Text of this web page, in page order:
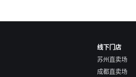
线下门店
苏州直卖场
成都直卖场